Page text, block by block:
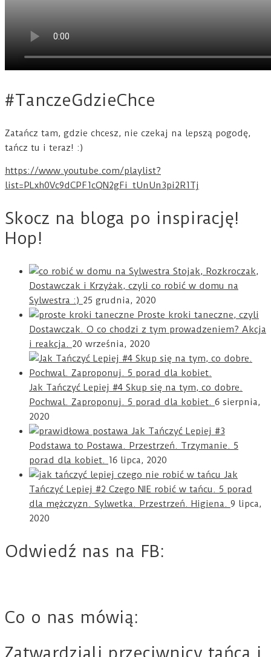
#TanczeGdzieChce
Zatańcz tam, gdzie chcesz, nie czekaj na lepszą pogodę,
tańcz tu i teraz! :)
https://www.youtube.com/playlist?
list=PLxh0Vc9dCPF1cQN2gFi_tUnUn3pi2R1Tj
Skocz na bloga po inspirację!
Hop!
Stojak, Rozkroczak,
Dostawczak i Krzyżak, czyli co robić w domu na
Sylwestra :) 25 grudnia, 2020
Proste kroki taneczne, czyli
Dostawczak. O co chodzi z tym prowadzeniem? Akcja
i reakcja. 20 września, 2020
Jak Tańczyć Lepiej #4 Skup się na tym, co dobre.
Pochwal. Zaproponuj. 5 porad dla kobiet. 6 sierpnia,
2020
Jak Tańczyć Lepiej #3
Podstawa to Postawa. Przestrzeń. Trzymanie. 5
porad dla kobiet. 16 lipca, 2020
Jak
Tańczyć Lepiej #2 Czego NIE robić w tańcu. 5 porad
dla mężczyzn. Sylwetka. Przestrzeń. Higiena. 9 lipca,
2020
Odwiedź nas na FB:
Co o nas mówią:
Zatwardziali przeciwnicy tańca i